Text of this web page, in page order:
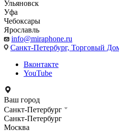
Ульяновск
Уфа
Чебоксары
Ярославль
info@miraphone.ru
Санкт-Петербург, Торговый
Вконтакте
YouTube
Ваш город
Санкт-Петербург
Санкт-Петербург
Москва